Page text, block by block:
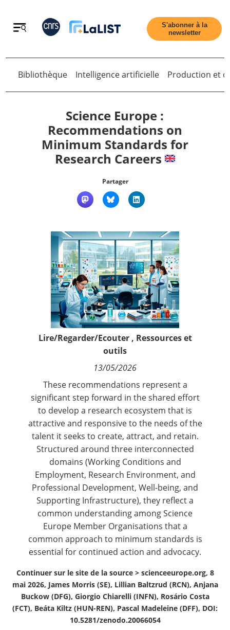
Retour
Qui sommes nous ?
Nous suivre
S'abonner à la
newsletter
Retour
Bibliothèque Intelligence artificielle Production et
Science Europe :
Recommendations on
Minimum Standards for
Research Careers
Partager
Lire/Regarder/Ecouter, Ressources et
outils
13/05/2026
These recommendations represent a
significant step forward in the shared effort
to develop a research ecosystem that is
attractive and responsive to the needs of the
talent it seeks to create, attract, and retain.
Structured around three interconnected
domains (Working Conditions and
Employment, Research Environment, and
Professional Development, Well-being, and
Supporting Infrastructure), they reflect a
common understanding among Science
Europe Member Organisations that a
common approach to minimum standards is
essential for continued action and advocacy.
Continuer sur le site de la source > scienceeurope.org, 8
mai 2026, James Morris (SE), Lillian Baltzrud (RCN), Anjana
Buckow (DFG), Giorgio Chiarelli (INFN), Rosário Costa
(FCT), Beáta Kiltz (HUN-REN), Pascal Madeleine (DFF), DOI:
10.5281/zenodo.20066054